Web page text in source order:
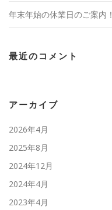
年末年始の休業日のご案内！
最近のコメント
アーカイブ
2026年4月
2025年8月
2024年12月
2024年4月
2023年4月